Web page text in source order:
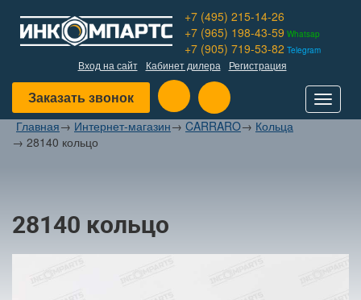
+7 (495) 215-14-26
+7 (965) 198-43-59 Whatsap
+7 (905) 719-53-82 Telegram
Вход на сайт Кабинет дилера Регистрация
Заказать звонок
Toggle
Главная→ Интернет-магазин→ CARRARO→ Кольца
→ 28140 кольцо
28140 кольцо